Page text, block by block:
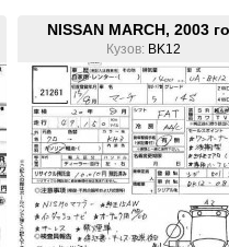
NISSAN MARCH, 2003
Кузов: BK12